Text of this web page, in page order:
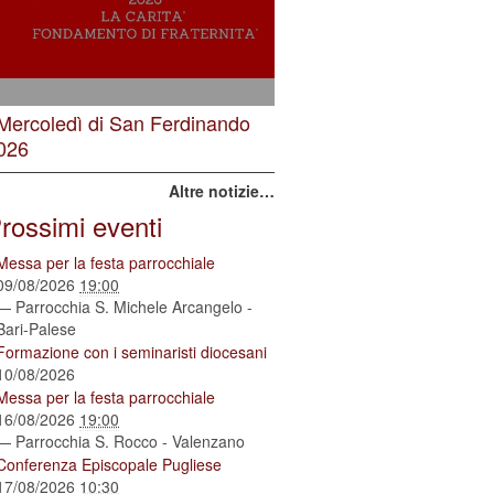
di San Ferdinando
Altre notizie…
eventi
per la festa parrocchiale
08/2026 19:00
Parrocchia S. Michele Arcangelo -
Palese
con i seminaristi diocesani
08/2026
per la festa parrocchiale
08/2026 19:00
Parrocchia S. Rocco - Valenzano
Episcopale Pugliese
08/2026 10:30